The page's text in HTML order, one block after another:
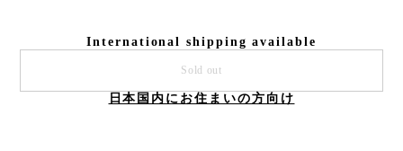
International shipping available
Sold out
日本国内にお住まいの方向け